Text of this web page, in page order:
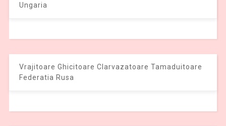
Ungaria
Vrajitoare Ghicitoare Clarvazatoare Tamaduitoare
Federatia Rusa